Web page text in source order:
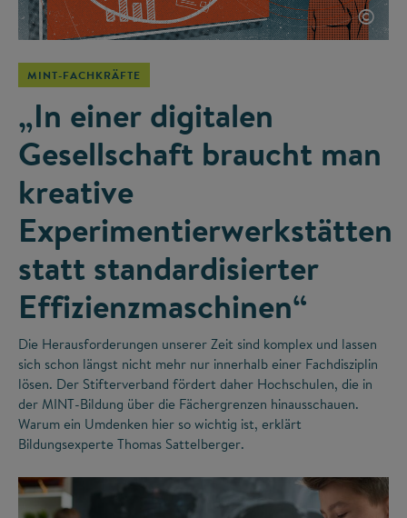
©
MINT-FACHKRÄFTE
„In einer digitalen
Gesellschaft braucht man
kreative
Experimentierwerkstätten
statt standardisierter
Effizienzmaschinen“
Die Herausforderungen unserer Zeit sind komplex und lassen
sich schon längst nicht mehr nur innerhalb einer Fachdisziplin
lösen. Der Stifterverband fördert daher Hochschulen, die in
der MINT-Bildung über die Fächergrenzen hinausschauen.
Warum ein Umdenken hier so wichtig ist, erklärt
Bildungsexperte Thomas Sattelberger.